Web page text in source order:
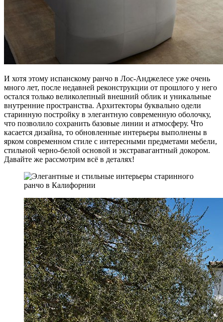
И хотя этому испанскому ранчо в Лос-Анджелесе уже очень
много лет, после недавней реконструкции от прошлого у него
остался только великолепный внешний облик и уникальные
внутренние пространства. Архитекторы буквально одели
старинную постройку в элегантную современную оболочку,
что позволило сохранить базовые линии и атмосферу. Что
касается дизайна, то обновленные интерьеры выполнены в
ярком современном стиле с интересными предметами мебели,
стильной черно-белой основой и экстравагантный докором.
Давайте же рассмотрим всё в деталях!